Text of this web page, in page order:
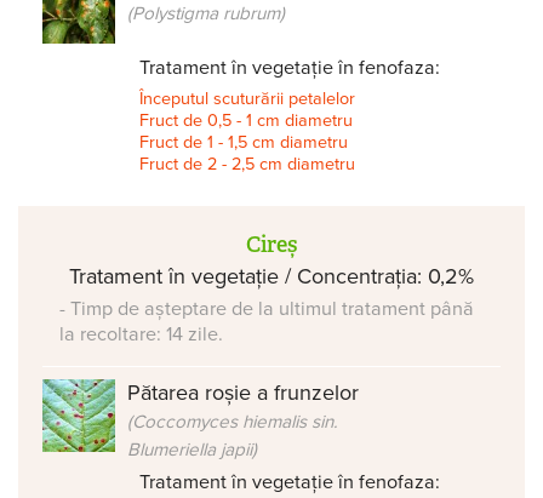
(Polystigma rubrum)
Tratament în vegetație în fenofaza:
Începutul scuturării petalelor
Fruct de 0,5 - 1 cm diametru
Fruct de 1 - 1,5 cm diametru
Fruct de 2 - 2,5 cm diametru
Cireș
Tratament în vegetație / Concentrația: 0,2%
- Timp de așteptare de la ultimul tratament până
la recoltare: 14 zile.
Pătarea roșie a frunzelor
(Coccomyces hiemalis sin.
Blumeriella japii)
Tratament în vegetație în fenofaza: